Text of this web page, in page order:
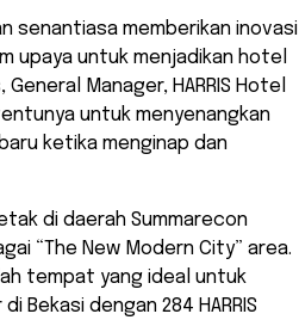
senantiasa memberikan inovasi
upaya untuk menjadikan hotel
Manager, HARRIS Hotel
untuk menyenangkan
ketika menginap dan
di daerah Summarecon
“The New Modern City” area.
tempat yang ideal untuk
dengan 284 HARRIS